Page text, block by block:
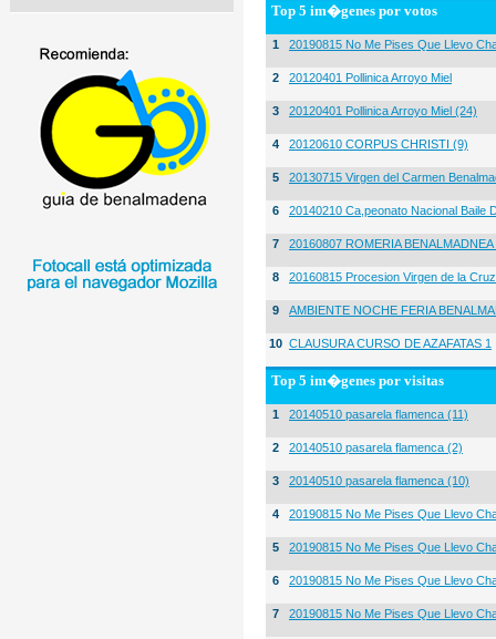
Top 5 im�genes por votos
1 20190815 No Me Pises Que Llevo
2 20120401 Pollinica Arroyo Miel
3 20120401 Pollinica Arroyo Miel (24)
4 20120610 CORPUS CHRISTI (9)
5 20130715 Virgen del Carmen
6 20140210 Ca,peonato Nacional Baile
7 20160807 ROMERIA
8 20160815 Procesion Virgen de la
9 AMBIENTE NOCHE FERIA
10 CLAUSURA CURSO DE AZAFATAS 1
Top 5 im�genes por visitas
1 20140510 pasarela flamenca (11)
2 20140510 pasarela flamenca (2)
3 20140510 pasarela flamenca (10)
4 20190815 No Me Pises Que Llevo
5 20190815 No Me Pises Que Llevo
6 20190815 No Me Pises Que Llevo
7 20190815 No Me Pises Que Llevo